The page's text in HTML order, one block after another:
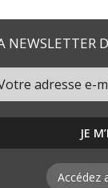
NEWSLETTER
Accédez